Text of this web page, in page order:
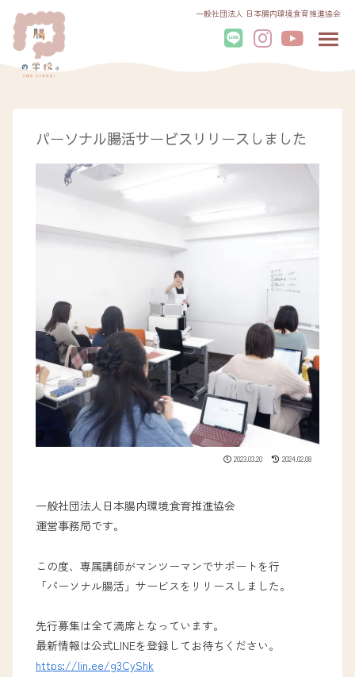
一般社団法人 日本腸内環境食育推進協会
パーソナル腸活サービスリリースしました
2023.03.20 2024.02.08
一般社団法人日本腸内環境食育推進協会
運営事務局です。
この度、専属講師がマンツーマンでサポートを行
「パーソナル腸活」サービスをリリースしました。
先行募集は全て満席となっています。
最新情報は公式LINEを登録してお待ちください。
https://lin.ee/g3CyShk